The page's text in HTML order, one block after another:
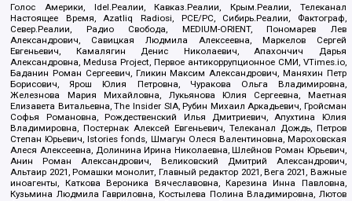
Голос Америки, Idel.Реалии, Кавказ.Реалии, Крым.Реалии, Телеканал
Настоящее Время, Azatliq Radiosi, PCE/PC, Сибирь.Реалии, Фактограф,
Север.Реалии, Радио Свобода, MEDIUM-ORIENT, Пономарев Лев
Александрович, Савицкая Людмила Алексеевна, Маркелов Сергей
Евгеньевич, Камалягин Денис Николаевич, Апахончич Дарья
Александровна, Medusa Project, Первое антикоррупционное СМИ, VTimes.io,
Баданин Роман Сергеевич, Гликин Максим Александрович, Маняхин Петр
Борисович, Ярош Юлия Петровна, Чуракова Ольга Владимировна,
Железнова Мария Михайловна, Лукьянова Юлия Сергеевна, Маетная
Елизавета Витальевна, The Insider SIA, Рубин Михаил Аркадьевич, Гройсман
Софья Романовна, Рождественский Илья Дмитриевич, Апухтина Юлия
Владимировна, Постернак Алексей Евгеньевич, Телеканал Дождь, Петров
Степан Юрьевич, Istories fonds, Шмагун Олеся Валентиновна, Мароховская
Алеся Алексеевна, Долинина Ирина Николаевна, Шлейнов Роман Юрьевич,
Анин Роман Александрович, Великовский Дмитрий Александрович,
Альтаир 2021, Ромашки монолит, Главный редактор 2021, Вега 2021, Важные
иноагенты, Каткова Вероника Вячеславовна, Карезина Инна Павловна,
Кузьмина Людмила Гавриловна, Костылева Полина Владимировна, Лютов